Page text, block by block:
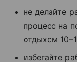
не делайте
процесс на
отдыхом
избегайте